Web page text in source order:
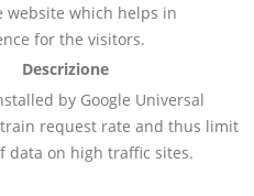
website which helps in
for the visitors.
Descrizione
by Google Universal
request rate and thus limit
data on high traffic sites.